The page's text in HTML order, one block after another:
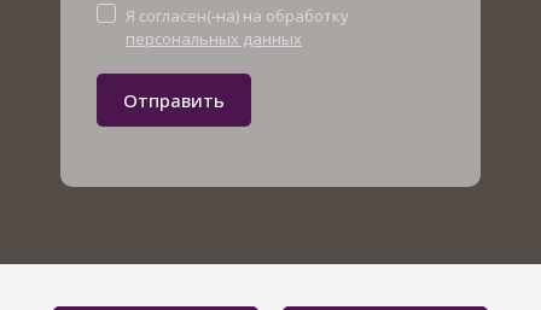
Отправить
Я согласен(-на) на обработку
персональных данных